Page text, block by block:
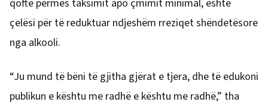
qoftë përmes taksimit apo çmimit minimal, është
çelësi për të reduktuar ndjeshëm rreziqet shëndetësore
nga alkooli.
“Ju mund të bëni të gjitha gjërat e tjera, dhe të edukoni
publikun e kështu me radhë e kështu me radhë,” tha